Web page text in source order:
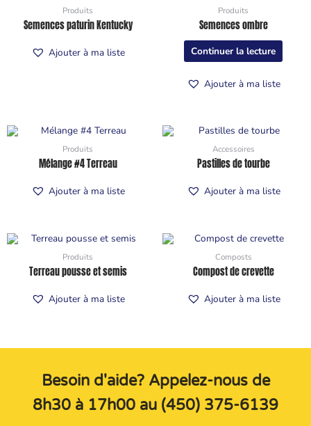
Produits
Semences paturin Kentucky
Ajouter à ma liste
Produits
Semences ombre
Continuer la lecture
Ajouter à ma liste
Produits
Mélange #4 Terreau
Ajouter à ma liste
Accessoires
Pastilles de tourbe
Ajouter à ma liste
Produits
Terreau pousse et semis
Ajouter à ma liste
Composts
Compost de crevette
Ajouter à ma liste
Besoin d'aide? Appelez-nous de
8h30 à 17h00 au (450) 375-6139